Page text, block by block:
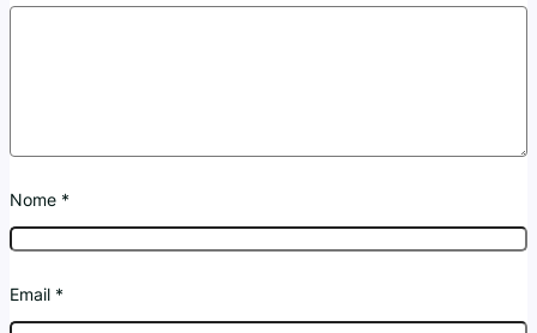
Nome *
Email *